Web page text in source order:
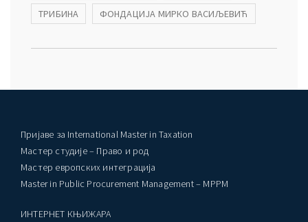
ТРИБИНА
ФОНДАЦИЈА МИРКО ВАСИЉЕВИЋ
Пријаве за International Master in Taxation
Мастер студије – Право и род
Мастер европских интеграција
Master in Public Procurement Management – MPPM
ИНТЕРНЕТ КЊИЖАРА